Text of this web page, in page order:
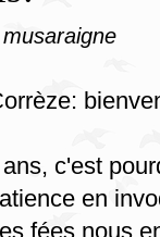
c'est
en
fées nous